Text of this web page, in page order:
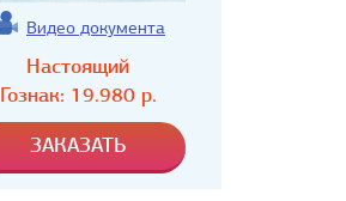
Видео документа
Настоящий
Гознак: 19.980р.